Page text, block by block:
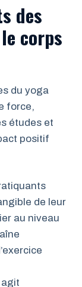
des
corps
du yoga
force,
études et
positif
de leur
au niveau
agit